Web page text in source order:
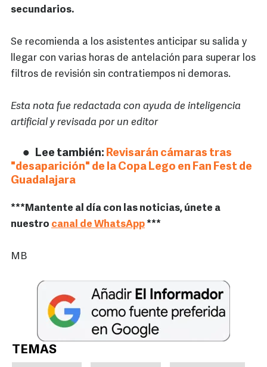
secundarios.
Se recomienda a los asistentes anticipar su salida y
llegar con varias horas de antelación para superar los
filtros de revisión sin contratiempos ni demoras.
Esta nota fue redactada con ayuda de inteligencia
artificial y revisada por un editor
Lee también: Revisarán cámaras tras
"desaparición" de la Copa Lego en Fan Fest de
Guadalajara
***Mantente al día con las noticias, únete a
nuestro canal de WhatsApp***
MB
TEMAS